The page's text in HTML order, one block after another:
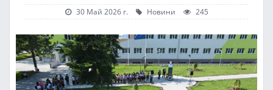
30 Май 2026 г. Новини 245